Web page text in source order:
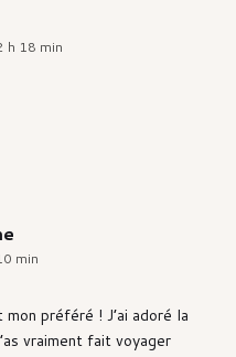
h 18 min
min
préféré ! J’ai adoré la
vraiment fait voyager